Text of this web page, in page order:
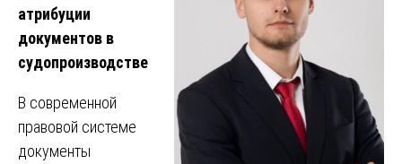
атрибуции
документов в
судопроизводстве
В современной
правовой системе
документы